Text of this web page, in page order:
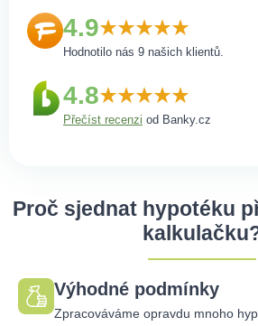
4.9
Hodnotilo nás 9 našich klientů.
4.8
Přečíst recenzi od Banky.cz
Proč sjednat hypotéku
Výhodné podmínky
Zpracováváme opravdu mnoho